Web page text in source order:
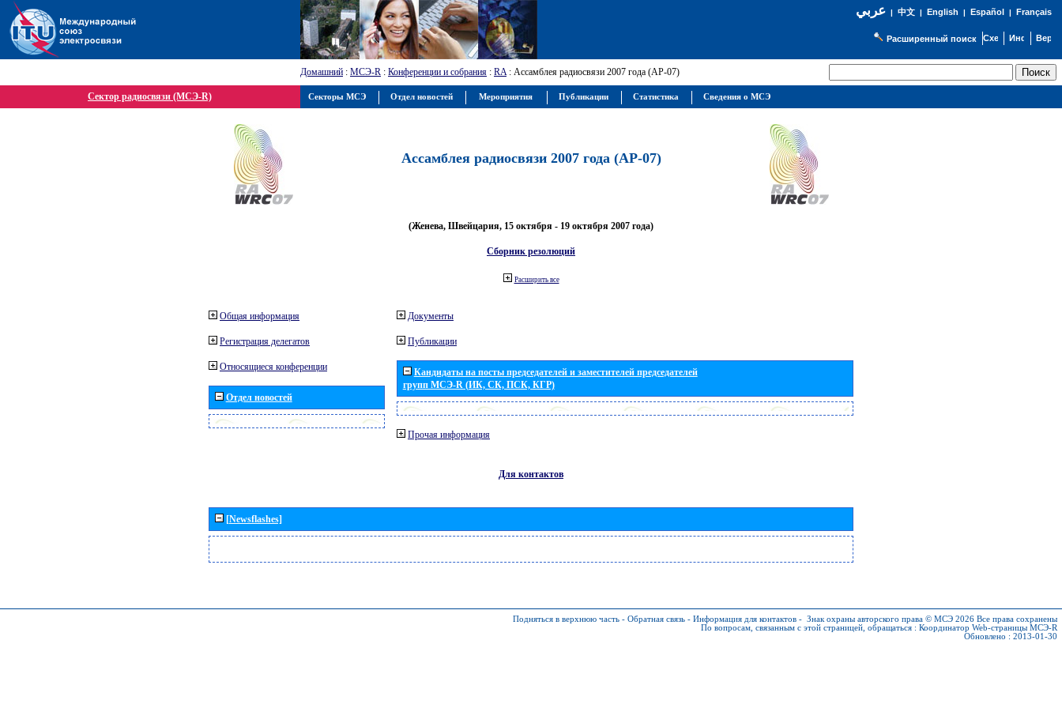
عربي| 中文| English | Español | Français
Расширенный поиск
Домашний : МСЭ-R : Конференции и собрания : RA: Ассамблея радиосвязи 2007 года (АР-07)
Сектор радиосвязи (МСЭ-R)
Ассамблея радиосвязи 2007 года (АР-07)
(Женева, Швейцария, 15 октября - 19 октября 2007 года)
Сборник резолюций
Расширить все
Общая информация
Регистрация делегатов
Относящиеся конференции
Отдел новостей
Документы
Публикации
Кандидаты на посты председателей и заместителей председателей
групп МСЭ-R (ИК, СК, ПСК, КГР)
Прочая информация
Для контактов
[Newsflashes]
Подняться в верхнюю часть - Обратная связь - Информация для контактов - Знак охраны авторского права © МСЭ 2026 Все права сохранены
По вопросам, связанным с этой страницей, обращаться : Координатор Web-страницы МСЭ-R
Обновлено : 2013-01-30
Секторы МСЭ Отдел новостей Мероприятия Публикации Статистика Сведения о МСЭ